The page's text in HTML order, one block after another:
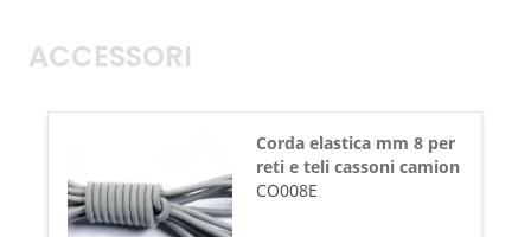
ACCESSORI
Corda elastica mm 8 per
reti e teli cassoni camion
CO008E